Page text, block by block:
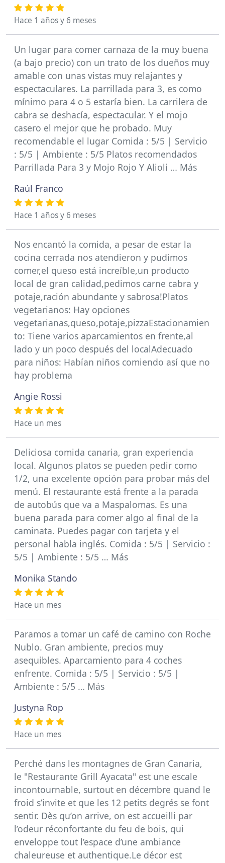
Hace 1 años y 6 meses
Un lugar para comer carnaza de la muy buena
(a bajo precio) con un trato de los dueños muy
amable con unas vistas muy relajantes y
espectaculares. La parrillada para 3, es como
mínimo para 4 o 5 estaría bien. La carrilera de
cabra se deshacía, espectacular. Y el mojo
casero el mejor que he probado. Muy
recomendable el lugar Comida : 5/5 | Servicio
: 5/5 | Ambiente : 5/5 Platos recomendados
Parrillada Para 3 y Mojo Rojo Y Alioli … Más
Raúl Franco
Hace 1 años y 6 meses
Nos encantó la comida, a pesar de estar la
cocina cerrada nos atendieron y pudimos
comer,el queso está increíble,un producto
local de gran calidad,pedimos carne cabra y
potaje,ración abundante y sabrosa!Platos
vegetarianos: Hay opciones
vegetarianas,queso,potaje,pizzaEstacionamien
to: Tiene varios aparcamientos en frente,al
lado y un poco después del localAdecuado
para niños: Habían niños comiendo así que no
hay problema
Angie Rossi
Hace un mes
Deliciosa comida canaria, gran experiencia
local. Algunos platos se pueden pedir como
1/2, una excelente opción para probar más del
menú. El restaurante está frente a la parada
de autobús que va a Maspalomas. Es una
buena parada para comer algo al final de la
caminata. Puedes pagar con tarjeta y el
personal habla inglés. Comida : 5/5 | Servicio :
5/5 | Ambiente : 5/5 … Más
Monika Stando
Hace un mes
Paramos a tomar un café de camino con Roche
Nublo. Gran ambiente, precios muy
asequibles. Aparcamiento para 4 coches
enfrente. Comida : 5/5 | Servicio : 5/5 |
Ambiente : 5/5 … Más
Justyna Rop
Hace un mes
Perché dans les montagnes de Gran Canaria,
le "Restaurante Grill Ayacata" est une escale
incontournable, surtout en décembre quand le
froid s’invite et que les 12 petits degrés se font
sentir. Dès qu’on arrive, on est accueilli par
l’odeur réconfortante du feu de bois, qui
enveloppe tout l’espace d’une ambiance
chaleureuse et authentique.Le décor est